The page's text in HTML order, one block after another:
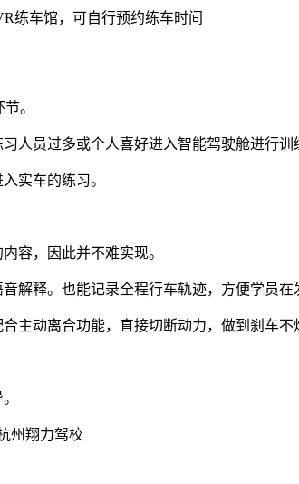
练车馆，可自行预约练车时间
。
人员过多或个人喜好进入智能驾驶舱进行训
实车的练习。
容，因此并不难实现。
释。也能记录全程行车轨迹，方便学员在
主动离合功能，直接切断动力，做到刹车不
州翔力驾校